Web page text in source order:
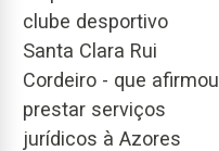
clube desportivo
Santa Clara Rui
Cordeiro - que afirmou
prestar serviços
jurídicos à Azores